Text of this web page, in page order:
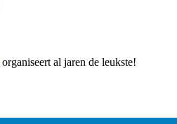
organiseert al jaren de leukste!